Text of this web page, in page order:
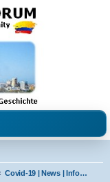
Kolumbien und Venezuela.
Covid-19 | News | Information | Fragen